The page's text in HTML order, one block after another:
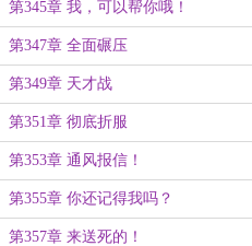
第345章 我，可以帮你哦！
第347章 全面碾压
第349章 天才战
第351章 彻底折服
第353章 通风报信！
第355章 你还记得我吗？
第357章 来送死的！